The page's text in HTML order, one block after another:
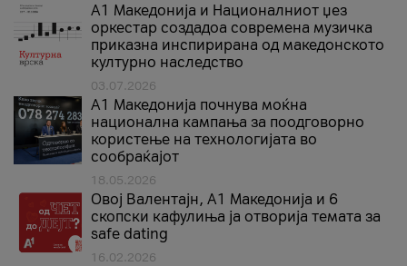
А1 Македонија и Националниот џез
оркестар создадоа современа музичка
приказна инспирирана од македонското
културно наследство
03.07.2026
A1 Македонија почнува моќна
национална кампања за поодговорно
користење на технологијата во
сообраќајот
18.05.2026
Овој Валентајн, A1 Македонија и 6
скопски кафулиња ја отворија темата за
safe dating
16.02.2026